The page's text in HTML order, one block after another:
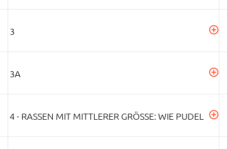
3
3A
4 - RASSEN MIT MITTLERER GRÖSSE: WIE PUDEL